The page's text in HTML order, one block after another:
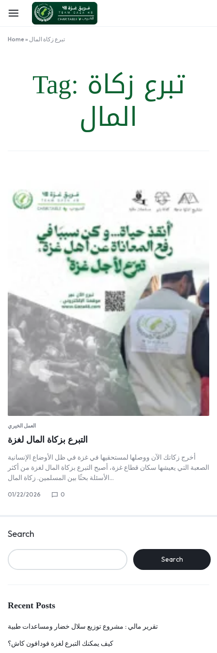
Home» تبرع زكاة المال
Tag: تبرع زكاة
المال
العمل الخيري
التبرع بزكاة المال لغزة
أخرج زكاتك الآن ووصلها لمستحقيها في غزة في ظل الأوضاع الإنسانية
الصعبة التي يعيشها سكان قطاع غزة، أصبح التبرع بزكاة المال لغزة من أكثر
الأسئلة بحثًا بين المسلمين. زكاة المال…
01/22/2026 0
Search
Search
Recent Posts
تقرير مالي : مشروع توزيع سلال خضار ومساعدات طبية
كيف يمكنك التبرع لغزة فودافون كاش؟